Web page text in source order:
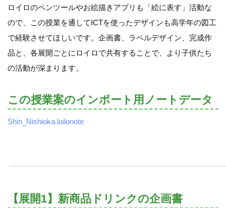
ロイロのペンツールやお絵描きアプリも「絵に表す」活動な
ので、この授業を通してICTを使ったデザインも高学年の図工
で経験させてほしいです。企画書、ラベルデザイン、完成作
品と、各展開ごとにロイロで共有することで、より子供たち
の活動が深まります。
この授業案のインポート用ノートデータ
Shin_Nishioka.loilonote
【展開1】新商品ドリンクの企画書